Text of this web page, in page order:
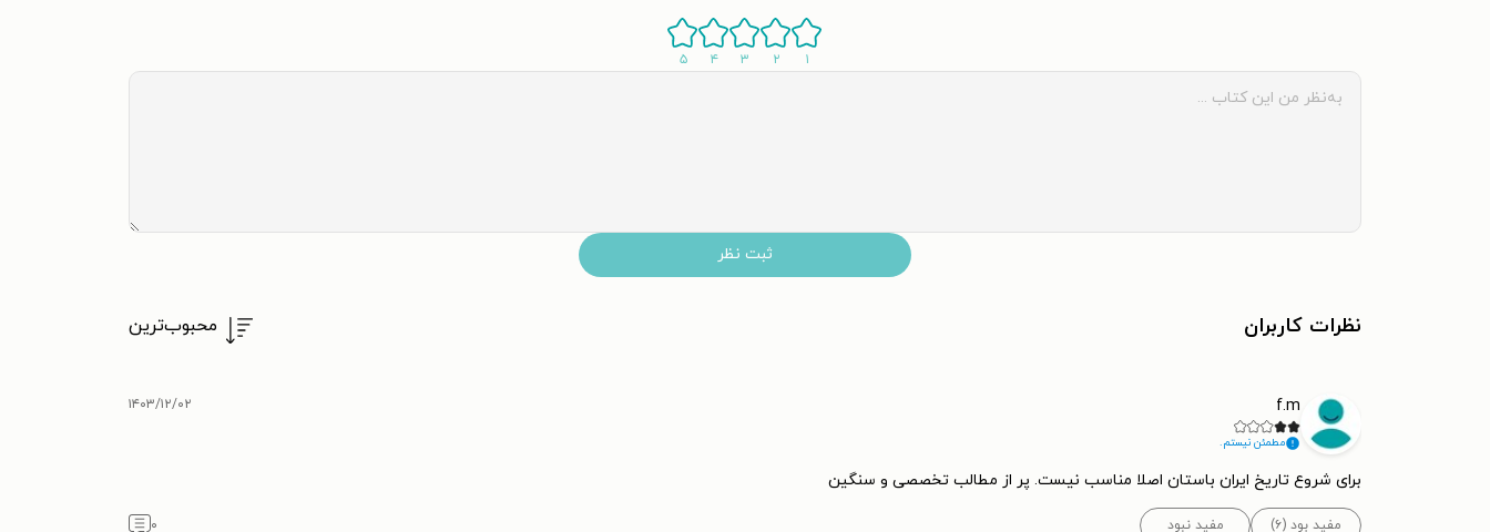
۱ ۲ ۳ ۴ ۵
ثبت نظر
نظرات کاربران محبوب‌ترین
f.m
مطمئن نیستم.
۱۴۰۳/۱۲/۰۲
برای شروع تاریخ ایران باستان اصلا مناسب نیست. پر از مطالب تخصصی و سنگین
مفید بود (۶) مفید نبود ۰